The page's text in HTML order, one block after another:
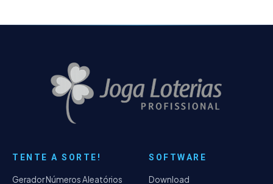
TENTE A SORTE!
Gerador Números Aleatórios
SOFTWARE
Download